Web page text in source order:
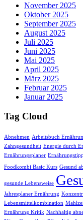
November 2025
Oktober 2025
September 2025
August 2025
Juli 2025
Juni 2025
Mai 2025
April 2025
März 2025
Februar 2025
Januar 2025
Tag Cloud
Abnehmen Arbeitsbuch
Zahngesundheit Energie durch
Ernährungsplaner
Foodkombi Basic Kurs Gesund
gesunde Lebensweise
Jahresplaner Ernährung
Lebensmittelkombination
Ernährung Kritik Nachhaltig